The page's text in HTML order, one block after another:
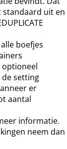
standaard uit en
boefjes
optioneel
setting
er
aantal
informatie.
neem dan